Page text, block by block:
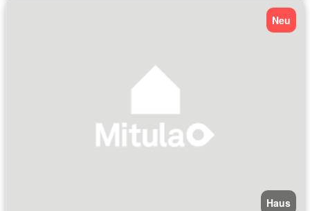
Neu
Haus